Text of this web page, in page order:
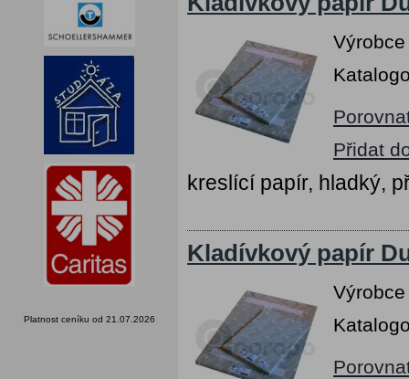
Platnost ceníku od 21.07.2026
Přidat
kreslící papír, hladký,
Kladívkový papír